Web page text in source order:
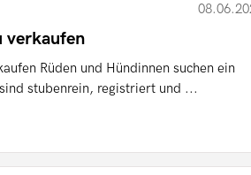
verkaufen
Rüden und Hündinnen suchen ein
stubenrein, registriert und ...